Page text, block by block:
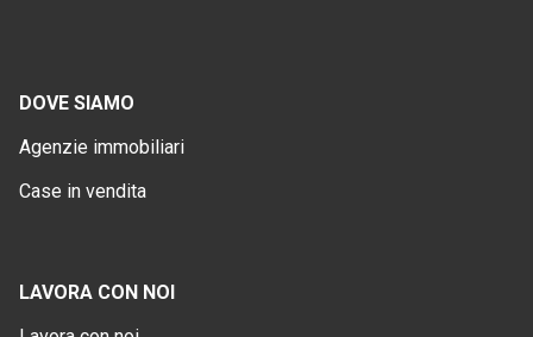
DOVE SIAMO
Agenzie immobiliari
Case in vendita
LAVORA CON NOI